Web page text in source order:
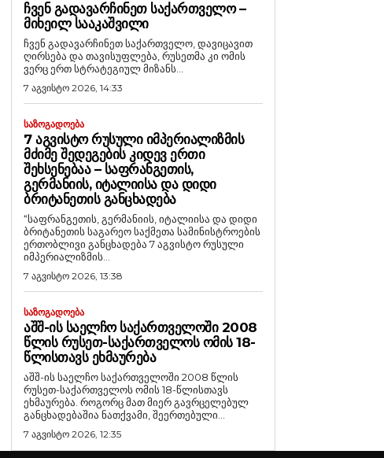
ᲩᲕᲔᲜ ᲒᲐᲓᲐᲕᲐᲠᲩᲘᲜᲔᲗ ᲡᲐᲥᲐᲠᲗᲕᲔᲚᲝ –
ᲛᲘᲮᲔᲘᲚ ᲡᲐᲐᲙᲐᲨᲕᲘᲚᲘ
ჩვენ გადავარჩინეთ საქართველო, დავიცავით
ღირსება და თავისუფლება, რუსეთმა კი ომის
ვერც ერთ სტრატეგიულ მიზანს...
7 აგვისტო 2026, 14:33
ᲡᲐᲖᲝᲒᲐᲓᲝᲔᲑᲐ
7 ᲐᲒᲕᲘᲡᲢᲝ ᲠᲣᲡᲣᲚᲘ ᲘᲛᲞᲔᲠᲘᲐᲚᲘᲖᲛᲘᲡ
ᲛᲫᲘᲛᲔ ᲨᲔᲓᲔᲒᲔᲑᲘᲡ ᲙᲘᲓᲔᲕ ᲔᲠᲗᲘ
ᲨᲔᲮᲡᲔᲜᲔᲑᲐᲐ – ᲡᲐᲤᲠᲐᲜᲒᲔᲗᲘᲡ,
ᲒᲔᲠᲛᲐᲜᲘᲘᲡ, ᲘᲢᲐᲚᲘᲘᲡᲐ ᲓᲐ ᲓᲘᲓᲘ
ᲑᲠᲘᲢᲐᲜᲔᲗᲘᲡ ᲒᲐᲜᲪᲮᲐᲓᲔᲑᲐ
“საფრანგეთის, გერმანიის, იტალიისა და დიდი
ბრიტანეთის საგარეო საქმეთა სამინისტროების
ერთობლივი განცხადება 7 აგვისტო რუსული
იმპერიალიზმის...
7 აგვისტო 2026, 13:38
ᲡᲐᲖᲝᲒᲐᲓᲝᲔᲑᲐ
ᲐᲨᲨ-ᲘᲡ ᲡᲐᲔᲚᲩᲝ ᲡᲐᲥᲐᲠᲗᲕᲔᲚᲝᲨᲘ 2008
ᲬᲚᲘᲡ ᲠᲣᲡᲔᲗ-ᲡᲐᲥᲐᲠᲗᲕᲔᲚᲝᲡ ᲝᲛᲘᲡ 18-
ᲬᲚᲘᲡᲗᲐᲕᲡ ᲔᲮᲛᲐᲣᲠᲔᲑᲐ
აშშ-ის საელჩო საქართველოში 2008 წლის
რუსეთ-საქართველოს ომის 18-წლისთავს
ეხმაურება. როგორც მათ მიერ გავრცელებულ
განცხადებაშია ნათქვამი, შეერთებული...
7 აგვისტო 2026, 12:35